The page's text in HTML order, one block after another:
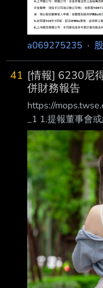
a069275235 ·
41 [情報] 6230尼
併財務報告
https://
_1 1.提報董事會
期:115/08/07 2.
財務報告或年度
期(XXX/XX/
115/01/01~115/
營業收入(仟元
止營業毛利(毛損)
至本期止營業利益